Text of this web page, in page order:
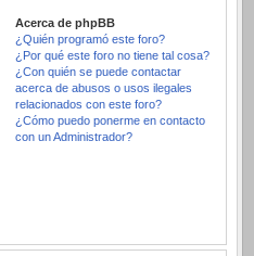
Acerca de phpBB
¿Quién programó este foro?
¿Por qué este foro no tiene tal cosa?
¿Con quién se puede contactar
acerca de abusos o usos ilegales
relacionados con este foro?
¿Cómo puedo ponerme en contacto
con un Administrador?